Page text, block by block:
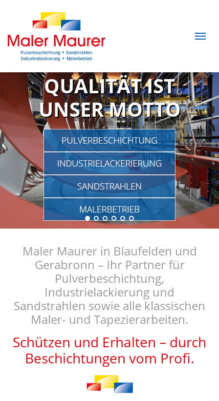
QUALITÄT IST
UNSER MOTTO
Maler Maurer in Blaufelden und
Gerabronn – Ihr Partner für
Pulverbeschichtung,
Industrielackierung und
Sandstrahlen sowie alle klassischen
Maler- und Tapezierarbeiten.
Schützen und Erhalten – durch
Beschichtungen vom Profi.